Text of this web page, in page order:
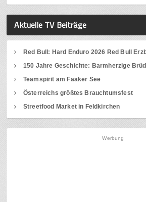
Aktuelle TV Beiträge
Red Bull: Hard Enduro 2026 Red Bull
150 Jahre Geschichte: Barmherzige
Teamspirit am Faaker See
Österreichs größtes Brauchtumsfest
Streetfood Market in Feldkirchen
Werbung